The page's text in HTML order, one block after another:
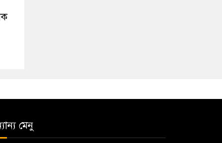
মেনু